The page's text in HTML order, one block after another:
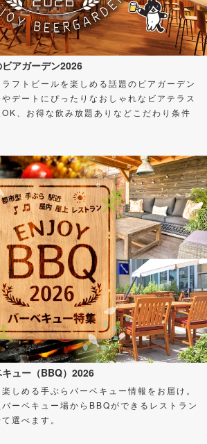
アガーデン2026
フトビールを楽しめる話題のビアガーデン
デートにぴったりなおしゃれなビアテラス
、お得な飲み放題ありなどこだわり条件
ュー（BBQ）2026
しめる手ぶらバーベキュー情報をお届け。
ーベキュー場からBBQができるレストラン
選べます。